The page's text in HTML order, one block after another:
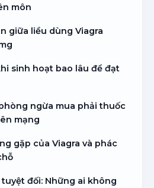
môn
giữa liều dùng Viagra
sinh hoạt bao lâu để đạt
ngừa mua phải thuốc
mạng
gặp của Viagra và phác
đối: Những ai không